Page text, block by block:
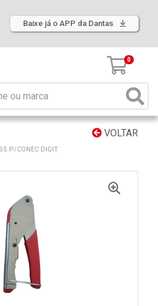
Baixe já o APP da Dantas
0
VOLTAR
P/CONEC DIGIT